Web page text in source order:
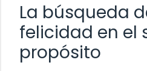
La búsqueda
felicidad en el
propósito